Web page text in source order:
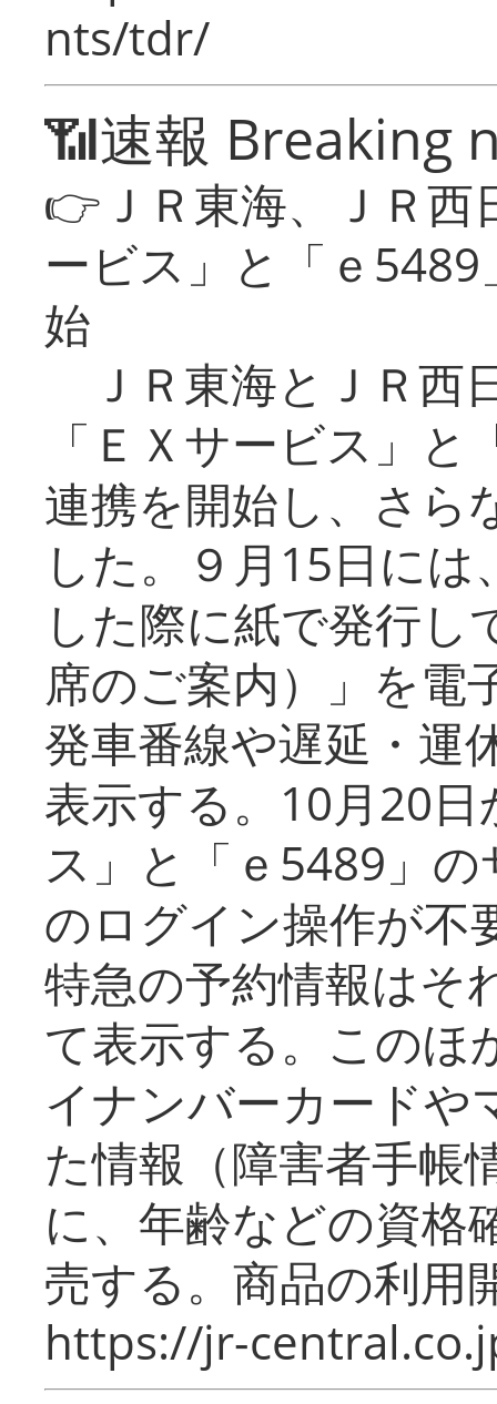
nts/tdr/
📶速報 Breaking
👉ＪＲ東海、ＪＲ
ービス」と「ｅ
始
ＪＲ東海とＪＲ西
「ＥＸサービス」
連携を開始し、さら
した。９月15日に
した際に紙で発行し
席のご案内）」を電
発車番線や遅延・運
表示する。10月20
ス」と「ｅ5489」
のログイン操作が不
特急の予約情報はそ
て表示する。このほ
イナンバーカードや
た情報（障害者手帳
に、年齢などの資格
売する。商品の利用
https://jr-